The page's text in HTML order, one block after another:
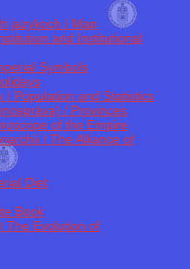
jazykoch / Map
and Institutional
Symbols
/ Population and Statistics
/ Provinces
of the Empire
/ The Alliance of
Diet
Book
The Evolution of